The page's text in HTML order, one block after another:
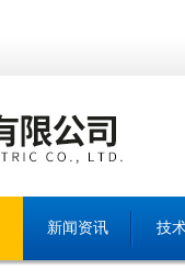
新闻资讯 技